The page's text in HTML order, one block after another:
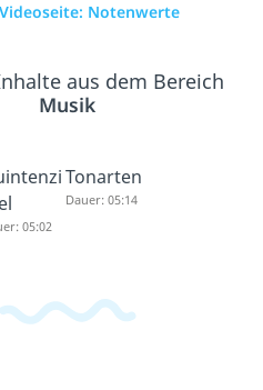
Notenwerte
aus dem Bereich
Musik
05:02
Tonarten
Dauer: 05:14